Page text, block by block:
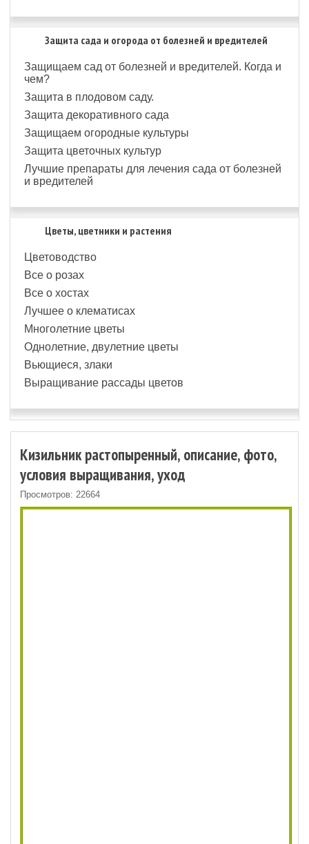
Защита сада и огорода от болезней и вредителей
Защищаем сад от болезней и вредителей. Когда и
чем?
Защита в плодовом саду.
Защита декоративного сада
Защищаем огородные культуры
Защита цветочных культур
Лучшие препараты для лечения сада от болезней
и вредителей
Цветы, цветники и растения
Цветоводство
Все о розах
Все о хостах
Лучшее о клематисах
Многолетние цветы
Однолетние, двулетние цветы
Вьющиеся, злаки
Выращивание рассады цветов
Кизильник растопыренный, описание, фото,
условия выращивания, уход
Просмотров: 22664